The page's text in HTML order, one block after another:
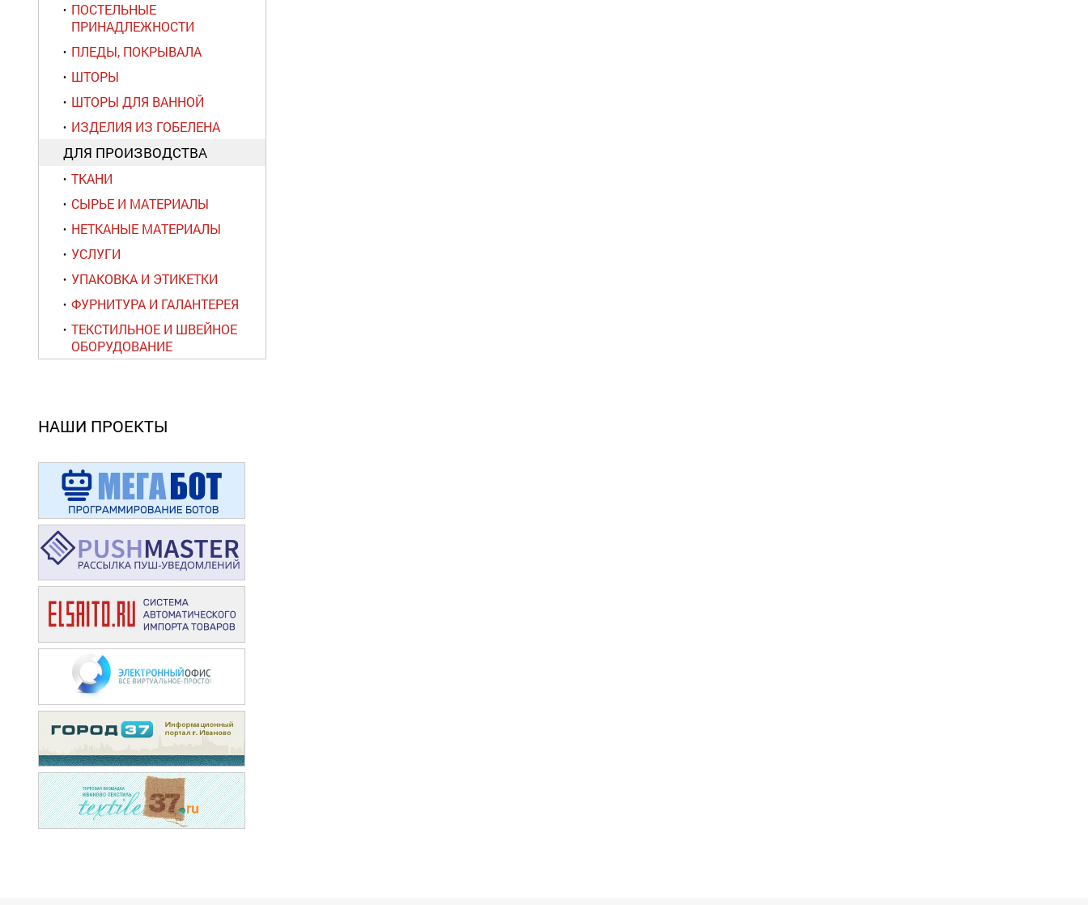
ПОСТЕЛЬНЫЕ
ПРИНАДЛЕЖНОСТИ
ПЛЕДЫ, ПОКРЫВАЛА
ШТОРЫ
ШТОРЫ ДЛЯ ВАННОЙ
ИЗДЕЛИЯ ИЗ ГОБЕЛЕНА
ДЛЯ ПРОИЗВОДСТВА
ТКАНИ
СЫРЬЕ И МАТЕРИАЛЫ
НЕТКАНЫЕ МАТЕРИАЛЫ
УСЛУГИ
УПАКОВКА И ЭТИКЕТКИ
ФУРНИТУРА И ГАЛАНТЕРЕЯ
ТЕКСТИЛЬНОЕ И ШВЕЙНОЕ
ОБОРУДОВАНИЕ
НАШИ ПРОЕКТЫ